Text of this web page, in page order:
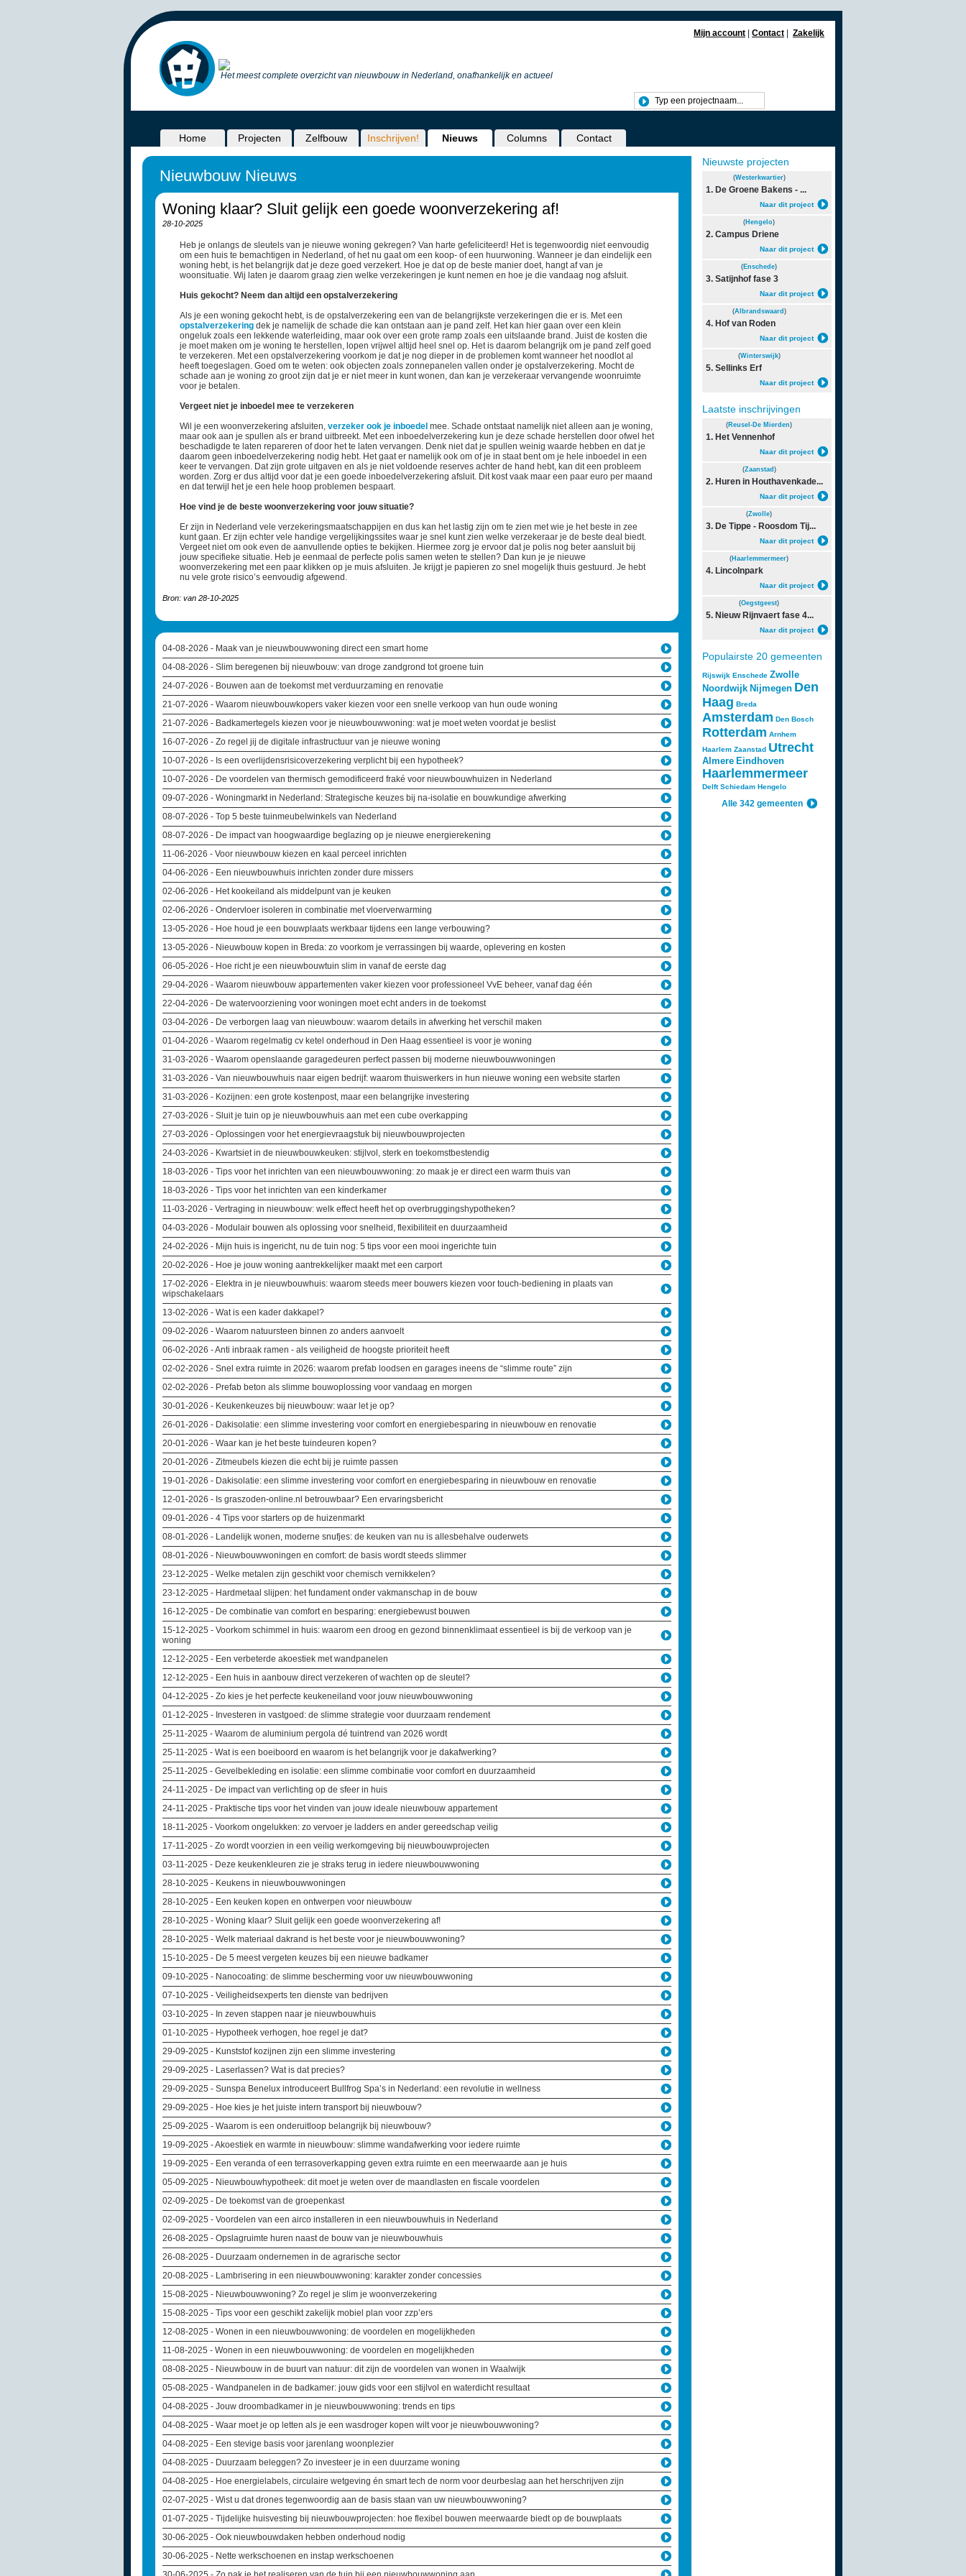
Mijn account Contact Zakelijk
Het meest complete overzicht van nieuwbouw in Nederland, onafhankelijk en actueel
Home Projecten Zelfbouw Inschrijven! Nieuws Columns Contact
Nieuwbouw Nieuws
Woning klaar? Sluit gelijk een goede woonverzekering af!
28-10-2025
Heb je onlangs de sleutels van je nieuwe woning gekregen? Van harte gefeliciteerd! Het is tegenwoordig niet eenvoudig
om een huis te bemachtigen in Nederland, of het nu gaat om een koop- of een huurwoning. Wanneer je dan eindelijk een
woning hebt, is het belangrijk dat je deze goed verzekert. Hoe je dat op de beste manier doet, hangt af van je
woonsituatie. Wij laten je daarom graag zien welke verzekeringen je kunt nemen en hoe je die vandaag nog afsluit.
Huis gekocht? Neem dan altijd een opstalverzekering
Als je een woning gekocht hebt, is de opstalverzekering een van de belangrijkste verzekeringen die er is. Met een
opstalverzekering dek je namelijk de schade die kan ontstaan aan je pand zelf. Het kan hier gaan over een klein
ongeluk zoals een lekkende waterleiding, maar ook over een grote ramp zoals een uitslaande brand. Juist de kosten die
je moet maken om je woning te herstellen, lopen vrijwel altijd heel snel op. Het is daarom belangrijk om je pand zelf goed
te verzekeren. Met een opstalverzekering voorkom je dat je nog dieper in de problemen komt wanneer het noodlot al
heeft toegeslagen. Goed om te weten: ook objecten zoals zonnepanelen vallen onder je opstalverzekering. Mocht de
schade aan je woning zo groot zijn dat je er niet meer in kunt wonen, dan kan je verzekeraar vervangende woonruimte
voor je betalen.
Vergeet niet je inboedel mee te verzekeren
Wil je een woonverzekering afsluiten, verzeker ook je inboedel mee. Schade ontstaat namelijk niet alleen aan je woning,
maar ook aan je spullen als er brand uitbreekt. Met een inboedelverzekering kun je deze schade herstellen door ofwel het
beschadigde te laten repareren of door het te laten vervangen. Denk niet dat je spullen weinig waarde hebben en dat je
daarom geen inboedelverzekering nodig hebt. Het gaat er namelijk ook om of je in staat bent om je hele inboedel in een
keer te vervangen. Dat zijn grote uitgaven en als je niet voldoende reserves achter de hand hebt, kan dit een probleem
worden. Zorg er dus altijd voor dat je een goede inboedelverzekering afsluit. Dit kost vaak maar een paar euro per maand
en dat terwijl het je een hele hoop problemen bespaart.
Hoe vind je de beste woonverzekering voor jouw situatie?
Er zijn in Nederland vele verzekeringsmaatschappijen en dus kan het lastig zijn om te zien met wie je het beste in zee
kunt gaan. Er zijn echter vele handige vergelijkingssites waar je snel kunt zien welke verzekeraar je de beste deal biedt.
Vergeet niet om ook even de aanvullende opties te bekijken. Hiermee zorg je ervoor dat je polis nog beter aansluit bij
jouw specifieke situatie. Heb je eenmaal de perfecte polis samen weten te stellen? Dan kun je je nieuwe
woonverzekering met een paar klikken op je muis afsluiten. Je krijgt je papieren zo snel mogelijk thuis gestuurd. Je hebt
nu vele grote risico’s eenvoudig afgewend.
Bron: van 28-10-2025
04-08-2026 - Maak van je nieuwbouwwoning direct een smart home
04-08-2026 - Slim beregenen bij nieuwbouw: van droge zandgrond tot groene tuin
24-07-2026 - Bouwen aan de toekomst met verduurzaming en renovatie
21-07-2026 - Waarom nieuwbouwkopers vaker kiezen voor een snelle verkoop van hun oude woning
21-07-2026 - Badkamertegels kiezen voor je nieuwbouwwoning: wat je moet weten voordat je beslist
16-07-2026 - Zo regel jij de digitale infrastructuur van je nieuwe woning
10-07-2026 - Is een overlijdensrisicoverzekering verplicht bij een hypotheek?
10-07-2026 - De voordelen van thermisch gemodificeerd fraké voor nieuwbouwhuizen in Nederland
09-07-2026 - Woningmarkt in Nederland: Strategische keuzes bij na-isolatie en bouwkundige afwerking
08-07-2026 - Top 5 beste tuinmeubelwinkels van Nederland
08-07-2026 - De impact van hoogwaardige beglazing op je nieuwe energierekening
11-06-2026 - Voor nieuwbouw kiezen en kaal perceel inrichten
04-06-2026 - Een nieuwbouwhuis inrichten zonder dure missers
02-06-2026 - Het kookeiland als middelpunt van je keuken
02-06-2026 - Ondervloer isoleren in combinatie met vloerverwarming
13-05-2026 - Hoe houd je een bouwplaats werkbaar tijdens een lange verbouwing?
13-05-2026 - Nieuwbouw kopen in Breda: zo voorkom je verrassingen bij waarde, oplevering en kosten
06-05-2026 - Hoe richt je een nieuwbouwtuin slim in vanaf de eerste dag
29-04-2026 - Waarom nieuwbouw appartementen vaker kiezen voor professioneel VvE beheer, vanaf dag één
22-04-2026 - De watervoorziening voor woningen moet echt anders in de toekomst
03-04-2026 - De verborgen laag van nieuwbouw: waarom details in afwerking het verschil maken
01-04-2026 - Waarom regelmatig cv ketel onderhoud in Den Haag essentieel is voor je woning
31-03-2026 - Waarom openslaande garagedeuren perfect passen bij moderne nieuwbouwwoningen
31-03-2026 - Van nieuwbouwhuis naar eigen bedrijf: waarom thuiswerkers in hun nieuwe woning een website starten
31-03-2026 - Kozijnen: een grote kostenpost, maar een belangrijke investering
27-03-2026 - Sluit je tuin op je nieuwbouwhuis aan met een cube overkapping
27-03-2026 - Oplossingen voor het energievraagstuk bij nieuwbouwprojecten
24-03-2026 - Kwartsiet in de nieuwbouwkeuken: stijlvol, sterk en toekomstbestendig
18-03-2026 - Tips voor het inrichten van een nieuwbouwwoning: zo maak je er direct een warm thuis van
18-03-2026 - Tips voor het inrichten van een kinderkamer
11-03-2026 - Vertraging in nieuwbouw: welk effect heeft het op overbruggingshypotheken?
04-03-2026 - Modulair bouwen als oplossing voor snelheid, flexibiliteit en duurzaamheid
24-02-2026 - Mijn huis is ingericht, nu de tuin nog: 5 tips voor een mooi ingerichte tuin
20-02-2026 - Hoe je jouw woning aantrekkelijker maakt met een carport
17-02-2026 - Elektra in je nieuwbouwhuis: waarom steeds meer bouwers kiezen voor touch-bediening in plaats van
wipschakelaars
13-02-2026 - Wat is een kader dakkapel?
09-02-2026 - Waarom natuursteen binnen zo anders aanvoelt
06-02-2026 - Anti inbraak ramen - als veiligheid de hoogste prioriteit heeft
02-02-2026 - Snel extra ruimte in 2026: waarom prefab loodsen en garages ineens de “slimme route” zijn
02-02-2026 - Prefab beton als slimme bouwoplossing voor vandaag en morgen
30-01-2026 - Keukenkeuzes bij nieuwbouw: waar let je op?
26-01-2026 - Dakisolatie: een slimme investering voor comfort en energiebesparing in nieuwbouw en renovatie
20-01-2026 - Waar kan je het beste tuindeuren kopen?
20-01-2026 - Zitmeubels kiezen die echt bij je ruimte passen
19-01-2026 - Dakisolatie: een slimme investering voor comfort en energiebesparing in nieuwbouw en renovatie
12-01-2026 - Is graszoden-online.nl betrouwbaar? Een ervaringsbericht
09-01-2026 - 4 Tips voor starters op de huizenmarkt
08-01-2026 - Landelijk wonen, moderne snufjes: de keuken van nu is allesbehalve ouderwets
08-01-2026 - Nieuwbouwwoningen en comfort: de basis wordt steeds slimmer
23-12-2025 - Welke metalen zijn geschikt voor chemisch vernikkelen?
23-12-2025 - Hardmetaal slijpen: het fundament onder vakmanschap in de bouw
16-12-2025 - De combinatie van comfort en besparing: energiebewust bouwen
15-12-2025 - Voorkom schimmel in huis: waarom een droog en gezond binnenklimaat essentieel is bij de verkoop van je
woning
12-12-2025 - Een verbeterde akoestiek met wandpanelen
12-12-2025 - Een huis in aanbouw direct verzekeren of wachten op de sleutel?
04-12-2025 - Zo kies je het perfecte keukeneiland voor jouw nieuwbouwwoning
01-12-2025 - Investeren in vastgoed: de slimme strategie voor duurzaam rendement
25-11-2025 - Waarom de aluminium pergola dé tuintrend van 2026 wordt
25-11-2025 - Wat is een boeiboord en waarom is het belangrijk voor je dakafwerking?
25-11-2025 - Gevelbekleding en isolatie: een slimme combinatie voor comfort en duurzaamheid
24-11-2025 - De impact van verlichting op de sfeer in huis
24-11-2025 - Praktische tips voor het vinden van jouw ideale nieuwbouw appartement
18-11-2025 - Voorkom ongelukken: zo vervoer je ladders en ander gereedschap veilig
17-11-2025 - Zo wordt voorzien in een veilig werkomgeving bij nieuwbouwprojecten
03-11-2025 - Deze keukenkleuren zie je straks terug in iedere nieuwbouwwoning
28-10-2025 - Keukens in nieuwbouwwoningen
28-10-2025 - Een keuken kopen en ontwerpen voor nieuwbouw
28-10-2025 - Woning klaar? Sluit gelijk een goede woonverzekering af!
28-10-2025 - Welk materiaal dakrand is het beste voor je nieuwbouwwoning?
15-10-2025 - De 5 meest vergeten keuzes bij een nieuwe badkamer
09-10-2025 - Nanocoating: de slimme bescherming voor uw nieuwbouwwoning
07-10-2025 - Veiligheidsexperts ten dienste van bedrijven
03-10-2025 - In zeven stappen naar je nieuwbouwhuis
01-10-2025 - Hypotheek verhogen, hoe regel je dat?
29-09-2025 - Kunststof kozijnen zijn een slimme investering
29-09-2025 - Laserlassen? Wat is dat precies?
29-09-2025 - Sunspa Benelux introduceert Bullfrog Spa’s in Nederland: een revolutie in wellness
29-09-2025 - Hoe kies je het juiste intern transport bij nieuwbouw?
25-09-2025 - Waarom is een onderuitloop belangrijk bij nieuwbouw?
19-09-2025 - Akoestiek en warmte in nieuwbouw: slimme wandafwerking voor iedere ruimte
19-09-2025 - Een veranda of een terrasoverkapping geven extra ruimte en een meerwaarde aan je huis
05-09-2025 - Nieuwbouwhypotheek: dit moet je weten over de maandlasten en fiscale voordelen
02-09-2025 - De toekomst van de groepenkast
02-09-2025 - Voordelen van een airco installeren in een nieuwbouwhuis in Nederland
26-08-2025 - Opslagruimte huren naast de bouw van je nieuwbouwhuis
26-08-2025 - Duurzaam ondernemen in de agrarische sector
20-08-2025 - Lambrisering in een nieuwbouwwoning: karakter zonder concessies
15-08-2025 - Nieuwbouwwoning? Zo regel je slim je woonverzekering
15-08-2025 - Tips voor een geschikt zakelijk mobiel plan voor zzp’ers
12-08-2025 - Wonen in een nieuwbouwwoning: de voordelen en mogelijkheden
11-08-2025 - Wonen in een nieuwbouwwoning: de voordelen en mogelijkheden
08-08-2025 - Nieuwbouw in de buurt van natuur: dit zijn de voordelen van wonen in Waalwijk
05-08-2025 - Wandpanelen in de badkamer: jouw gids voor een stijlvol en waterdicht resultaat
04-08-2025 - Jouw droombadkamer in je nieuwbouwwoning: trends en tips
04-08-2025 - Waar moet je op letten als je een wasdroger kopen wilt voor je nieuwbouwwoning?
04-08-2025 - Een stevige basis voor jarenlang woonplezier
04-08-2025 - Duurzaam beleggen? Zo investeer je in een duurzame woning
04-08-2025 - Hoe energielabels, circulaire wetgeving én smart tech de norm voor deurbeslag aan het herschrijven zijn
02-07-2025 - Wist u dat drones tegenwoordig aan de basis staan van uw nieuwbouwwoning?
01-07-2025 - Tijdelijke huisvesting bij nieuwbouwprojecten: hoe flexibel bouwen meerwaarde biedt op de bouwplaats
30-06-2025 - Ook nieuwbouwdaken hebben onderhoud nodig
30-06-2025 - Nette werkschoenen en instap werkschoenen
Nieuwste projecten
(Westerkwartier)
1. De Groene Bakens - ...
Naar dit project
( Hengelo)
2. Campus Driene
Naar dit project
( Enschede)
3. Satijnhof fase 3
Naar dit project
(Albrandswaard )
4. Hof van Roden
Naar dit project
(Winterswijk)
5. Sellinks Erf
Naar dit project
Laatste inschrijvingen
( Reusel-De Mierden)
1. Het Vennenhof
Naar dit project
(Zaanstad )
2. Huren in Houthavenkade...
Naar dit project
(Zwolle)
3. De Tippe - Roosdom Tij...
Naar dit project
( Haarlemmermeer)
4. Lincolnpark
Naar dit project
(Oegstgeest)
5. Nieuw Rijnvaert fase 4...
Naar dit project
Populairste 20 gemeenten
Rijswijk Enschede Zwolle
Noordwijk Nijmegen Den
Haag Breda
Amsterdam Den Bosch
Rotterdam Arnhem
Haarlem Zaanstad Utrecht
Almere Eindhoven
Haarlemmermeer
Delft Schiedam Hengelo
Alle 342 gemeenten